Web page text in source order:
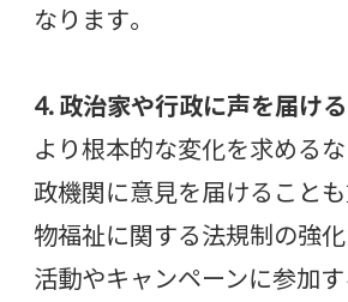
なります。
4. 政治家や行政に声を届ける
より根本的な変化を求める
政機関に意見を届けること
物福祉に関する法規制の強
活動やキャンペーンに参加